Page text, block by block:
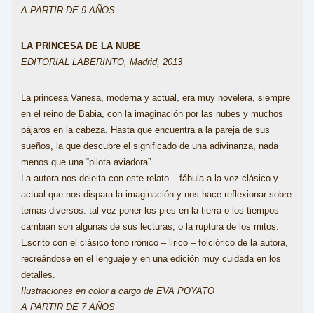
A PARTIR DE 9 AÑOS
LA PRINCESA DE LA NUBE
EDITORIAL LABERINTO, Madrid, 2013
La princesa Vanesa, moderna y actual, era muy novelera, siempre
en el reino de Babia, con la imaginación por las nubes y muchos
pájaros en la cabeza. Hasta que encuentra a la pareja de sus
sueños, la que descubre el significado de una adivinanza, nada
menos que una “pilota aviadora”.
La autora nos deleita con este relato – fábula a la vez clásico y
actual que nos dispara la imaginación y nos hace reflexionar sobre
temas diversos: tal vez poner los pies en la tierra o los tiempos
cambian son algunas de sus lecturas, o la ruptura de los mitos.
Escrito con el clásico tono irónico – lirico – folclórico de la autora,
recreándose en el lenguaje y en una edición muy cuidada en los
detalles.
Ilustraciones en color a cargo de EVA POYATO
A PARTIR DE 7 AÑOS